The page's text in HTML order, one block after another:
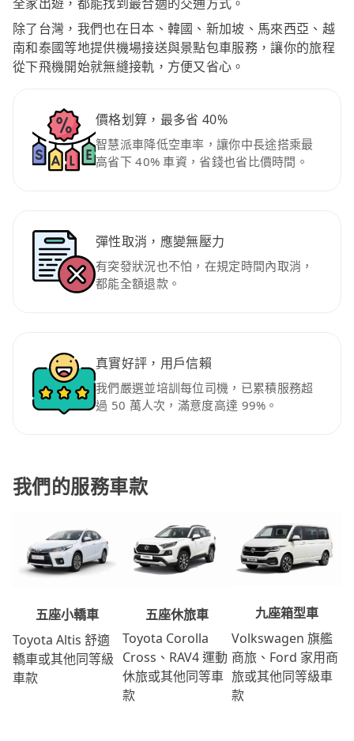
全家出遊，都能找到最合適的交通方式。
除了台灣，我們也在日本、韓國、新加坡、馬來西亞、越
南和泰國等地提供機場接送與景點包車服務，讓你的旅程
從下飛機開始就無縫接軌，方便又省心。
價格划算，最多省 40%
智慧派車降低空車率，讓你中長途搭乘最
高省下 40% 車資，省錢也省比價時間。
彈性取消，應變無壓力
有突發狀況也不怕，在規定時間內取消，
都能全額退款。
真實好評，用戶信賴
我們嚴選並培訓每位司機，已累積服務超
過 50 萬人次，滿意度高達 99%。
我們的服務車款
五座小轎車
Toyota Altis 舒適
轎車或其他同等級
車款
五座休旅車
Toyota Corolla
Cross、RAV4 運動
休旅或其他同等車
款
九座箱型車
Volkswagen 旗艦
商旅、Ford 家用商
旅或其他同等級車
款